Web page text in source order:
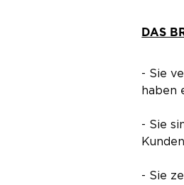
DAS
- Sie
haben
- Sie
Kunden
- Sie